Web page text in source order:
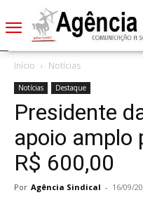
Início Notícias
Notícias Destaque
Presidente
apoio amplo
R$ 600,00
Por Agência Sindical - 16/09/